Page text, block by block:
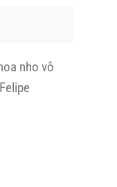
nho vô